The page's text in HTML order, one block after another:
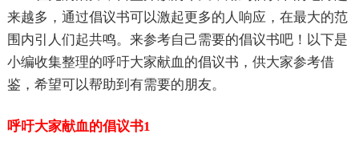
来越多，通过倡议书可以激起更多的人响应，在最大的范
围内引人们起共鸣。来参考自己需要的倡议书吧！以下是
小编收集整理的呼吁大家献血的倡议书，供大家参考借
鉴，希望可以帮助到有需要的朋友。
呼吁大家献血的倡议书1